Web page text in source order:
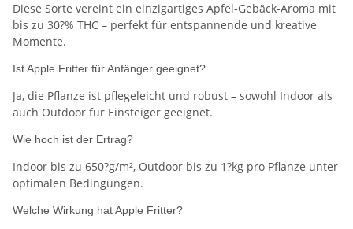
Diese Sorte vereint ein einzigartiges Apfel-Gebäck-Aroma mit
bis zu 30?% THC – perfekt für entspannende und kreative
Momente.
Ist Apple Fritter für Anfänger geeignet?
Ja, die Pflanze ist pflegeleicht und robust – sowohl Indoor als
auch Outdoor für Einsteiger geeignet.
Wie hoch ist der Ertrag?
Indoor bis zu 650?g/m², Outdoor bis zu 1?kg pro Pflanze unter
optimalen Bedingungen.
Welche Wirkung hat Apple Fritter?